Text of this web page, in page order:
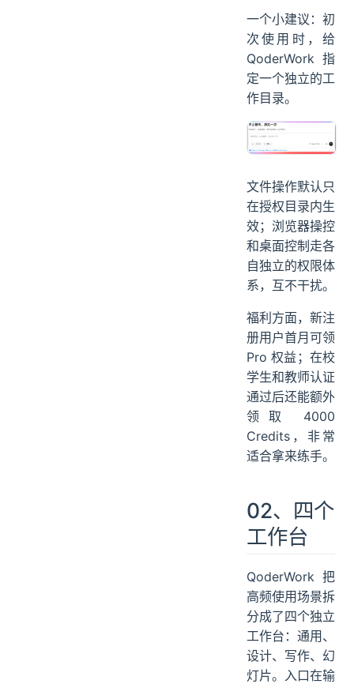
一个小建议：初
次使用时，给
QoderWork 指
定一个独立的工
作目录。
文件操作默认只
在授权目录内生
效；浏览器操控
和桌面控制走各
自独立的权限体
系，互不干扰。
福利方面，新注
册用户首月可领
Pro 权益；在校
学生和教师认证
通过后还能额外
领取 4000
Credits，非常
适合拿来练手。
02、四个
工作台
QoderWork 把
高频使用场景拆
分成了四个独立
工作台：通用、
设计、写作、幻
灯片。入口在输